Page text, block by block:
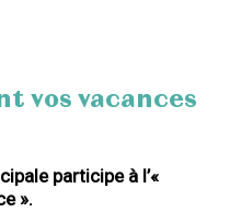
vos vacances
participe à l’«
».